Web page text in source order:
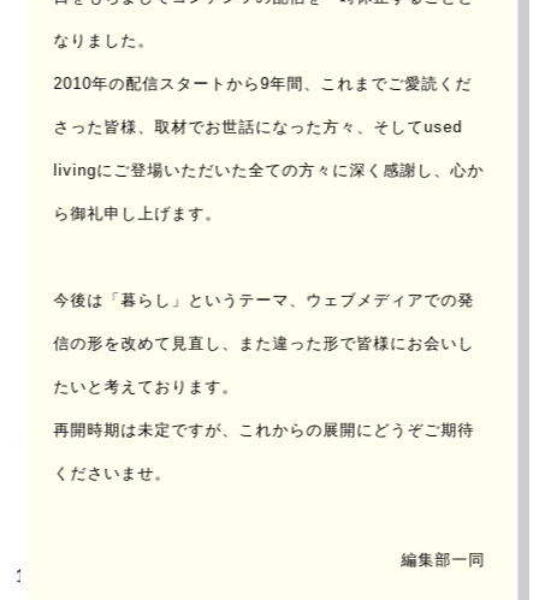
なりました。
2010年の配信スタートから9年間、これまでご愛読くだ
さった皆様、取材でお世話になった方々、 そしてused
livingにご登場いただいた全ての方々に深く感謝し、心か
ら御礼申し上げます。
今後は「暮らし」というテーマ、ウェブメディアでの発
信の形を改めて見直し、 また違った形で皆様にお会いし
たいと考えております。
再開時期は未定ですが、これからの展開にどうぞご期待
くださいませ。
編集部一同
FILE
No.
035